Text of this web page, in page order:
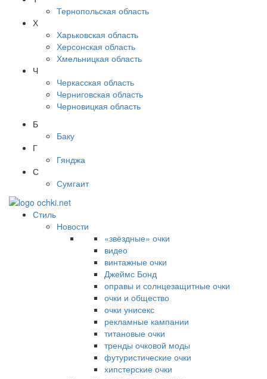
Тернопольская область
Х
Харьковская область
Херсонская область
Хмельницкая область
Ч
Черкасская область
Черниговская область
Черновицкая область
Б
Баку
Г
Гянджа
С
Сумгаит
Стиль
Новости
«звёздные» очки
видео
винтажные очки
Джеймс Бонд
оправы и солнцезащитные очки
очки и общество
очки унисекс
рекламные кампании
титановые очки
тренды очковой моды
футуристические очки
хипстерские очки